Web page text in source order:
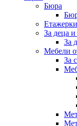
Бюра
За деца
За
Мебели
За